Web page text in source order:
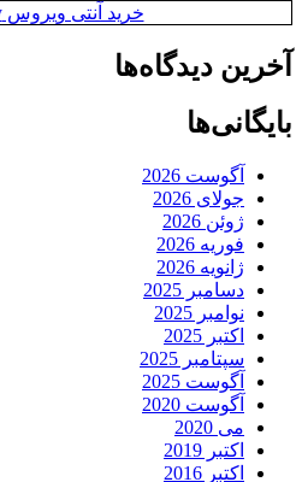
خرید آنتی ویروس Kaspersky
آخرین دیدگاه‌ها
بایگانی‌ها
آگوست 2026
جولای 2026
ژوئن 2026
فوریه 2026
ژانویه 2026
دسامبر 2025
نوامبر 2025
اکتبر 2025
سپتامبر 2025
آگوست 2025
آگوست 2020
می 2020
اکتبر 2019
اکتبر 2016